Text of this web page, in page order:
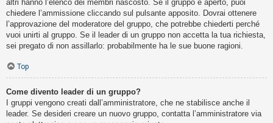
altri hanno l’elenco dei membri nascosto. Se il gruppo è aperto, puoi
chiedere l’ammissione cliccando sul pulsante apposito. Dovrai ottenere
l’approvazione del moderatore del gruppo, che potrebbe chiederti perché
vuoi unirti al gruppo. Se il leader di un gruppo non accetta la tua richiesta,
sei pregato di non assillarlo: probabilmente ha le sue buone ragioni.
Top
Come divento leader di un gruppo?
I gruppi vengono creati dall’amministratore, che ne stabilisce anche il
leader. Se desideri creare un nuovo gruppo, contatta l’amministratore via